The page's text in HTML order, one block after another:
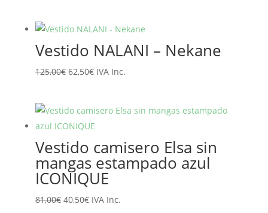
era:
89,10€.
es:
71,28€.
Vestido NALANI – Nekane
125,00€ El
era:
125,00€.
62,50€El
es:
62,50€.
IVA Inc.
Vestido camisero Elsa sin
mangas estampado azul
ICONIQUE
81,00€ El
40,50€ElIVA Inc.